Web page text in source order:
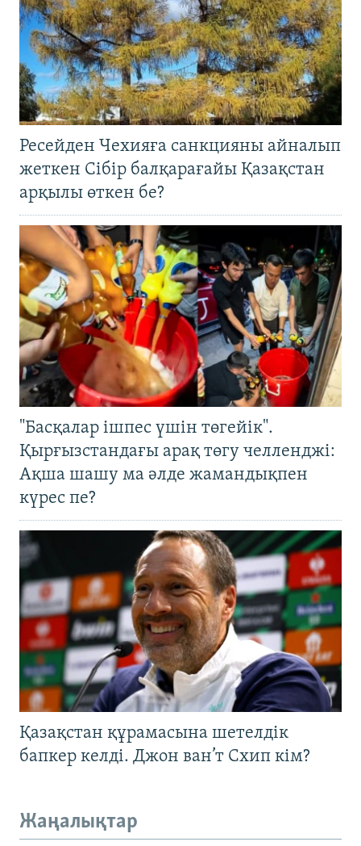
Ресейден Чехияға санкцияны айналып
жеткен Сібір балқарағайы Қазақстан
арқылы өткен бе?
"Басқалар ішпес үшін төгейік".
Қырғызстандағы арақ төгу челленджі:
Ақша шашу ма әлде жамандықпен
күрес пе?
Қазақстан құрамасына шетелдік
бапкер келді. Джон ван’т Схип кім?
Жаңалықтар